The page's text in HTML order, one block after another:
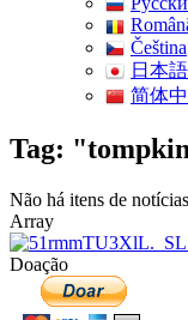
Čeština
日本語
简体
Tag:
Não há itens de
Array
Doação